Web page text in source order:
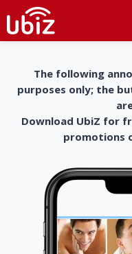
The following
purposes only; the
Download UbiZ for
promotions